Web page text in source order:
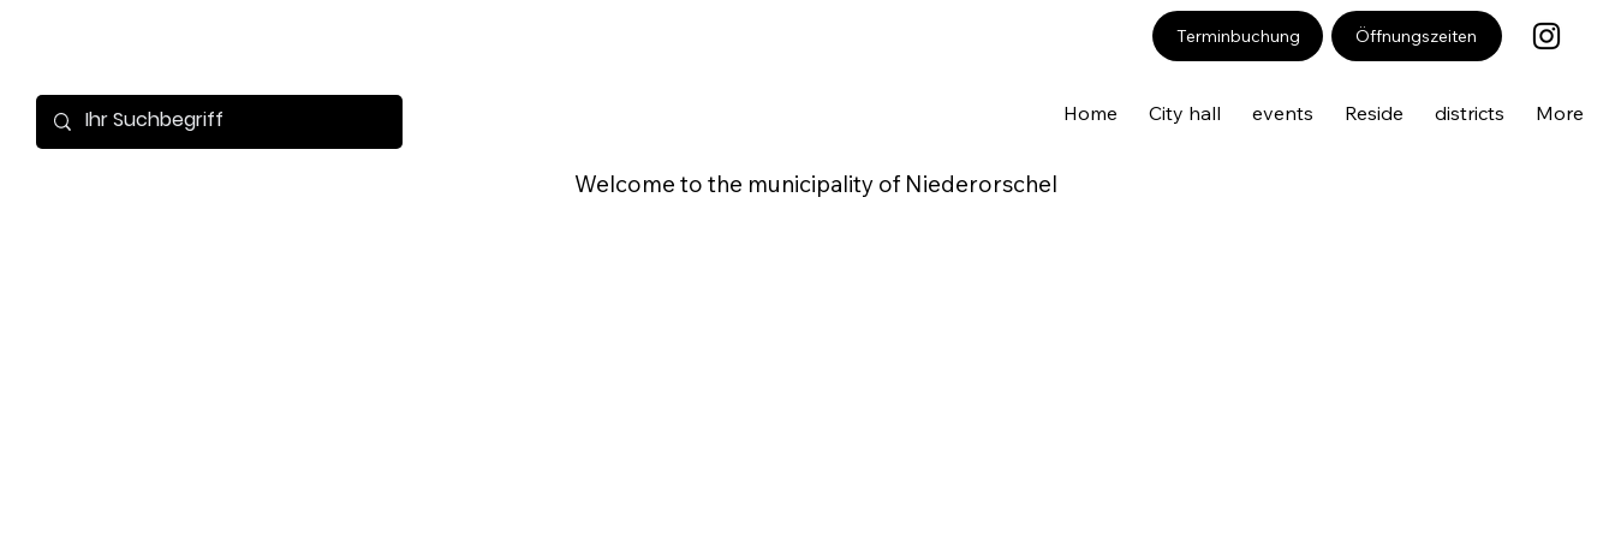
Terminbuchung Öffnungszeiten
Home City hall events Reside districts More
Welcome to the municipality of Niederorschel